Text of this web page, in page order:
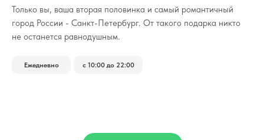
Только вы, ваша вторая половинка и самый романтичный
город России - Санкт-Петербург. От такого подарка никто
не останется равнодушным.
Ежедневно с 10:00 до 22:00